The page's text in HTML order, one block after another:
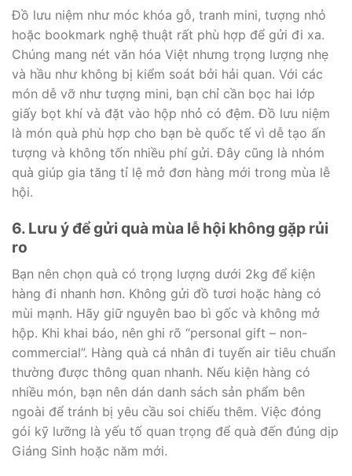
Đồ lưu niệm như móc khóa gỗ, tranh mini, tượng nhỏ
hoặc bookmark nghệ thuật rất phù hợp để gửi đi xa.
Chúng mang nét văn hóa Việt nhưng trọng lượng nhẹ
và hầu như không bị kiểm soát bởi hải quan. Với các
món dễ vỡ như tượng mini, bạn chỉ cần bọc hai lớp
giấy bọt khí và đặt vào hộp nhỏ có đệm. Đồ lưu niệm
là món quà phù hợp cho bạn bè quốc tế vì dễ tạo ấn
tượng và không tốn nhiều phí gửi. Đây cũng là nhóm
quà giúp gia tăng tỉ lệ mở đơn hàng mới trong mùa lễ
hội.
6. Lưu ý để gửi quà mùa lễ hội không gặp rủi
ro
Bạn nên chọn quà có trọng lượng dưới 2kg để kiện
hàng đi nhanh hơn. Không gửi đồ tươi hoặc hàng có
mùi mạnh. Hãy giữ nguyên bao bì gốc và không mở
hộp. Khi khai báo, nên ghi rõ “personal gift – non-
commercial”. Hàng quà cá nhân đi tuyến air tiêu chuẩn
thường được thông quan nhanh. Nếu kiện hàng có
nhiều món, bạn nên dán danh sách sản phẩm bên
ngoài để tránh bị yêu cầu soi chiếu thêm. Việc đóng
gói kỹ lưỡng là yếu tố quan trọng để quà đến đúng dịp
Giáng Sinh hoặc năm mới.